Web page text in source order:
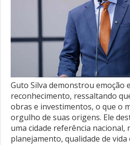
Guto Silva demonstrou emoção
reconhecimento, ressaltando
obras e investimentos, o que o
orgulho de suas origens. Ele
uma cidade referência nacional,
planejamento, qualidade de